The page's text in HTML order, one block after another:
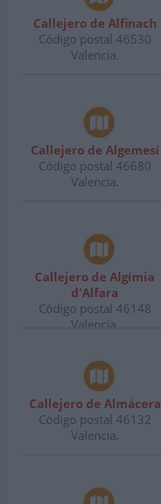
Callejero de Alfinach
Código postal 46530
Valencia.
Callejero de Algemesí
Código postal 46680
Valencia.
Callejero de Algímia
d'Alfara
Código postal 46148
Valencia.
Callejero de Almácera
Código postal 46132
Valencia.